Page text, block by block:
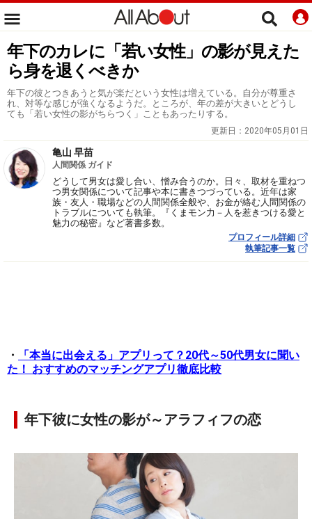
年下のカレに「若い女性」の影が見えた
ら身を退くべきか
年下の彼とつきあうと気が楽だという女性は増えている。自分が尊重さ
れ、対等な感じが強くなるようだ。ところが、年の差が大きいとどうし
ても「若い女性の影がちらつく」こともあったりする。
更新日： 2020年05月01日
亀山 早苗
人間関係 ガイド
どうして男女は愛し合い、憎み合うのか。日々、取材を重ねつ
つ男女関係について記事や本に書きつづっている。近年は家
族・友人・職場などの人間関係全般や、お金が絡む人間関係の
トラブルについても執筆。『くまモン力－人を惹きつける愛と
魅力の秘密』など著書多数。
プロフィール詳細
執筆記事一覧
・
「本当に出会える」アプリって？20代～50代男女に聞い
た！ おすすめのマッチングアプリ徹底比較
年下彼に女性の影が～アラフィフの恋